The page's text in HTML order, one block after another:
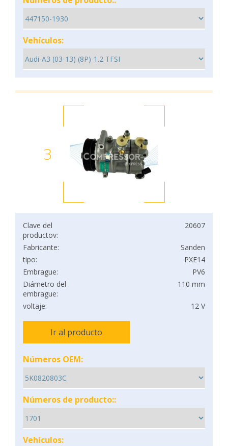
Vehículos:
3
Clave del
productov:
20607
Fabricante:
Sanden
tipo:
PXE14
Embrague:
PV6
Diámetro del
embrague:
110 mm
voltaje: 12 V
Ir al producto
Números OEM:
Números de producto::
Vehículos: